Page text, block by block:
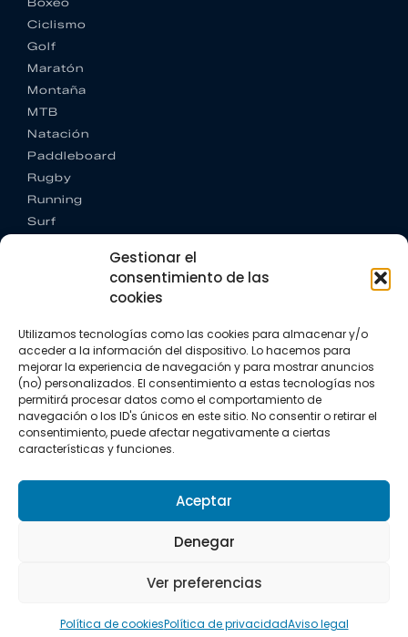
Gestionar el
consentimiento de las
cookies
Utilizamos tecnologías como las cookies para almacenar y/o
acceder a la información del dispositivo. Lo hacemos para
mejorar la experiencia de navegación y para mostrar anuncios
(no) personalizados. El consentimiento a estas tecnologías nos
permitirá procesar datos como el comportamiento de
navegación o los ID's únicos en este sitio. No consentir o retirar el
consentimiento, puede afectar negativamente a ciertas
características y funciones.
Aceptar
Denegar
Ver preferencias
Política de cookiesPolítica de privacidadAviso legal
Ciclismo
Golf
Maratón
Montaña
MTB
Natación
Paddleboard
Rugby
Running
Surf
CONTACTO
+34 662 342 177
info@vkssport.com
SÍGUENOS
Política de privacidad
Política de cookies
Todos los derechos resevados.